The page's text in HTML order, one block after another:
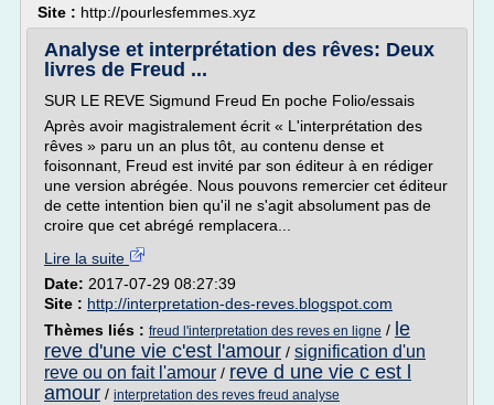
Site : http://pourlesfemmes.xyz
Analyse et interprétation des rêves: Deux
livres de Freud ...
SUR LE REVE Sigmund Freud En poche Folio/essais
Après avoir magistralement écrit « L'interprétation des
rêves » paru un an plus tôt, au contenu dense et
foisonnant, Freud est invité par son éditeur à en rédiger
une version abrégée. Nous pouvons remercier cet éditeur
de cette intention bien qu'il ne s'agit absolument pas de
croire que cet abrégé remplacera...
Lire la suite
Date: 2017-07-29 08:27:39
Site : http://interpretation-des-reves.blogspot.com
Thèmes liés : freud l'interpretation des reves en ligne / le
reve d'une vie c'est l'amour / signification d'un
reve ou on fait l'amour / reve d une vie c est l
amour / interpretation des reves freud analyse